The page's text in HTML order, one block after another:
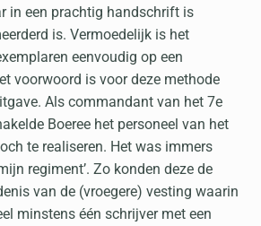
in een prachtig handschrift is
is. Vermoedelijk is het
eenvoudig op een
voorwoord is voor deze methode
Als commandant van het 7e
Boeree het personeel van het
te realiseren. Het was immers
regiment’. Zo konden deze de
van de (vroegere) vesting waarin
minstens één schrijver met een